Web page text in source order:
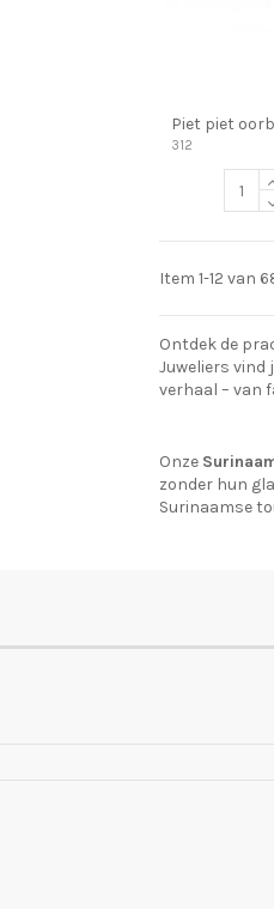
Piet piet
312
Item 1-12 van
Ontdek de
Juweliers vind
verhaal – van
Onze
zonder hun
Surinaamse